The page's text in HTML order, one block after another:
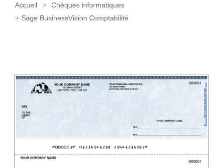
Accueil
Chèques informatiques
Sage BusinessVision Comptabilité